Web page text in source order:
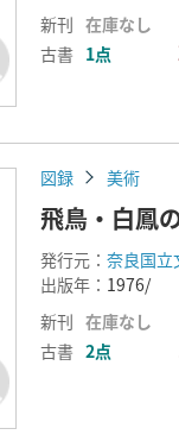
新刊 在庫なし
古書 1点
図録 美術
飛鳥・白鳳
発行元： 奈良国立
出版年： 1976/
新刊 在庫なし
古書 2点